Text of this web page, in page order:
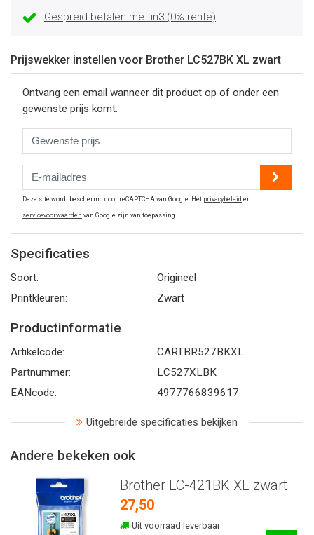
Gespreid betalen met in3 (0% rente)
Prijswekker instellen voor Brother LC527BK XL zwart
Ontvang een email wanneer dit product op of onder een
gewenste prijs komt.
Deze site wordt beschermd door reCAPTCHA van Google. Het privacybeleid en
servicevoorwaarden van Google zijn van toepassing.
Specificaties
Soort:
Origineel
Printkleuren:
Zwart
Productinformatie
Artikelcode:
CARTBR527BKXL
Partnummer:
LC527XLBK
EANcode:
4977766839617
Uitgebreide specificaties bekijken
Andere bekeken ook
Brother LC-421BK XL zwart
27,50
Uit voorraad leverbaar